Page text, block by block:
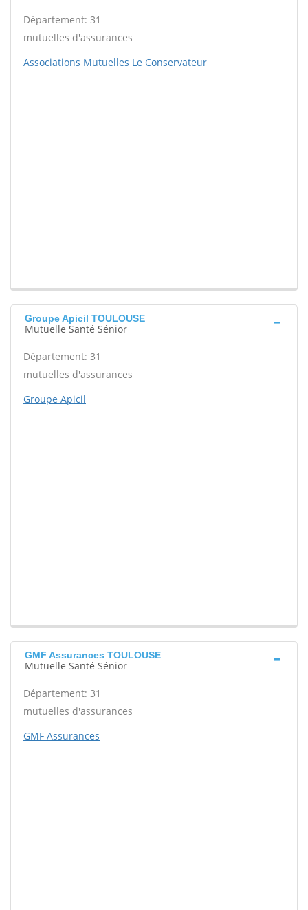
Département: 31
mutuelles d'assurances
Associations Mutuelles Le Conservateur
Groupe Apicil TOULOUSE
Mutuelle Santé Sénior
Département: 31
mutuelles d'assurances
Groupe Apicil
GMF Assurances TOULOUSE
Mutuelle Santé Sénior
Département: 31
mutuelles d'assurances
GMF Assurances